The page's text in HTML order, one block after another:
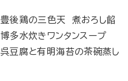
豊後鶏の三色天 煮おろし餡
博多水炊きワンタンスープ
呉豆腐と有明海苔の茶碗蒸し